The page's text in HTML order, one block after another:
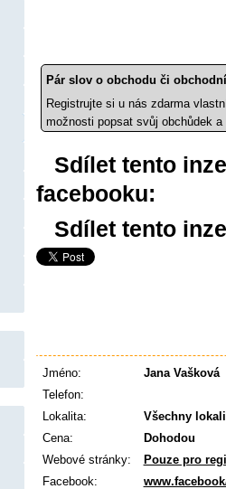
Pár slov o obchodu či
Registrujte si u nás zdarma
možnosti popsat svůj obchůdek
Sdílet tento
facebooku:
Sdílet tento
Jméno:
Jana Vašková
Telefon:
Lokalita:
Všechny
Cena:
Dohodou
Webové stránky:
Pouze pro
Facebook: